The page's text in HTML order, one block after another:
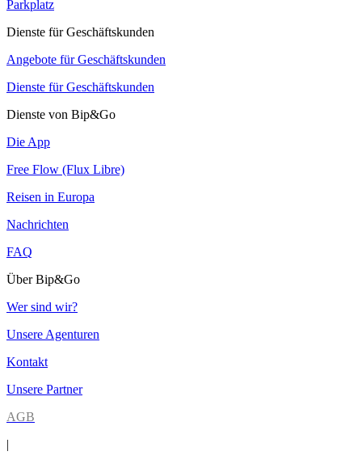
Parkplatz
Dienste für Geschäftskunden
Angebote für Geschäftskunden
Dienste für Geschäftskunden
Dienste von Bip&Go
Die App
Free Flow (Flux Libre)
Reisen in Europa
Nachrichten
FAQ
Über Bip&Go
Wer sind wir?
Unsere Agenturen
Kontakt
Unsere Partner
AGB
|